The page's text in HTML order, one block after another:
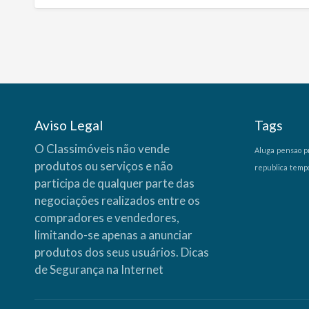
Aviso Legal
O Classimóveis não vende
produtos ou serviços e não
participa de qualquer parte das
negociações realizados entre os
compradores e vendedores,
limitando-se apenas a anunciar
produtos dos seus usuários. Dicas
de Segurança na Internet
Tags
Aluga pensao
republica